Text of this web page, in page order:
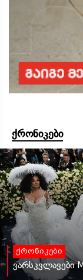
ქრონიკები
ქრონიკები
ვარსკვლავები